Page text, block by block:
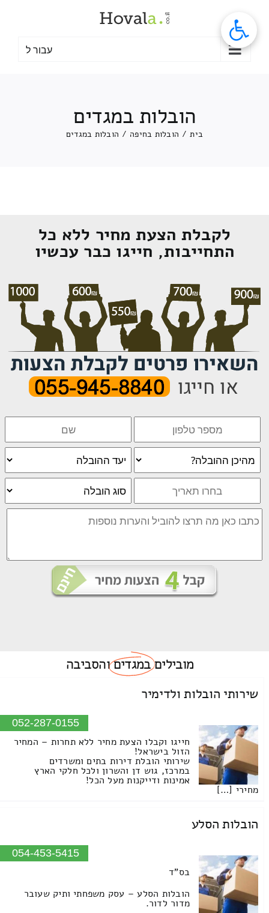
עבור ל
הובלות במגדים
בית / הובלות בחיפה / הובלות במגדים
לקבלת הצעת מחיר ללא כל
התחייבות, חייגו כבר עכשיו
מוביליםבמגדיםוהסביבה
שירותי הובלות ולדימיר
052-287-0155
חייגו וקבלו הצעת מחיר ללא תחרות – המחיר
הזול בישראל!
שירותי הובלת דירות בתים ומשרדים
במרכז, גוש דן והשרון ולכל חלקי הארץ
אמינות ודייקנות מעל הכל!
מחירי […]
הובלות הסלע
054-453-5415
בס"ד
הובלות הסלע – עסק משפחתי ותיק שעובר
מדור לדור.